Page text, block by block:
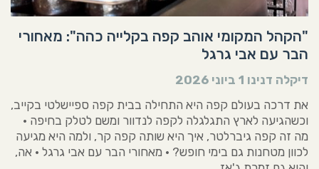
"הקהל המקומי אוהב קפה בקלייה כהה": מאחורי
הבר עם אבי גרגל
דיקלה דנינו 1 ביוני 2026
את דרכה בעולם קפה היא התחילה בבית קפה ספיישלטי בקייב,
וכשהגיעה לארץ התגלגלה לקפה לנדוור ומשם לטלק בחיפה •
מה זה קפה גיברלטר, איך היא שותה קפה קר, ולמה היא מגיעה
לכוון מטחנות גם בימי חופש? • מאחורי הבר עם אבי גרגל • אה,